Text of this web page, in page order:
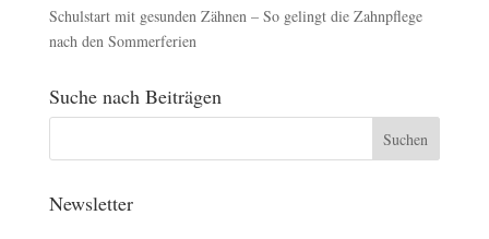
Schulstart mit gesunden Zähnen – So gelingt die Zahnpflege
nach den Sommerferien
Suche nach Beiträgen
Newsletter